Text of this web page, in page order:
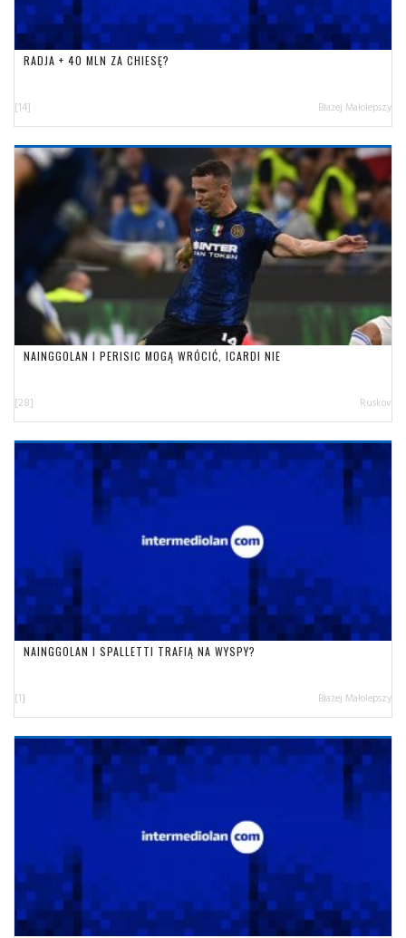
RADJA + 40 MLN ZA CHIESĘ?
[14] Błażej Małolepszy
NAINGGOLAN I PERISIC MOGĄ WRÓCIĆ, ICARDI NIE
[28] Ruskov
NAINGGOLAN I SPALLETTI TRAFIĄ NA WYSPY?
[1] Błażej Małolepszy